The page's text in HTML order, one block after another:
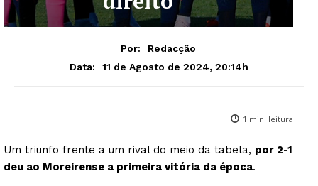
Por:
Redacção
Data:
11 de Agosto de 2024, 20:14h
1 min. leitura
Um triunfo frente a um rival do meio da tabela, por 2-1
deu ao Moreirense a primeira vitória da época.